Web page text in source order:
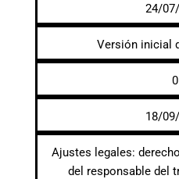
24/
Versión inicial
0
18/
Ajustes legales:
del responsable del